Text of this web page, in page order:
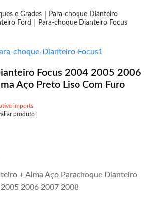
e Grades
Para-choque Dianteiro
Ford
Para-choque Dianteiro Focus
Focus 2004 2005 2006
Aço Preto Liso Com Furo
imports
+ Alma Aço Parachoque Dianteiro
2005 2006 2007 2008